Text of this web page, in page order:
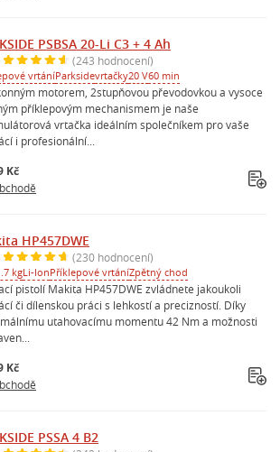
PSBSA 20-Li C3 + 4 Ah
(243 hodnocení)
vrtáníParksidevrtačky20 V60 min
motorem, 2stupňovou převodovkou a vysoce
příklepovým mechanismem je naše
vrtačka ideálním společníkem pro vaše
i profesionální...
Kč
HP457DWE
(230 hodnocení)
kgLi-IonPříklepové vrtáníZpětný chod
pistolí Makita HP457DWE zvládnete jakoukoli
či dílenskou práci s lehkostí a precizností. Díky
utahovacímu momentu 42 Nm a možnosti
Kč
PSSA 4 B2